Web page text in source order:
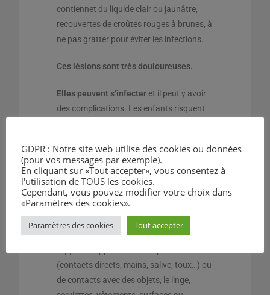
contiennet du liquide clair ou jaunâtre,
recouvertes de croûtes rouges à brunes, à
ne pas gratter pour éviter les infections.
Ces lésions sont très douloureuses.
Elles peuvent s’infecter et il peut y avoir
des complications. Les enfants risquent
La guérison avec des soins appropriés
prend moins d’un mois.
Sans soin, l’infection dans moins de 10%
des cas peut être mortelle.
Cette infection peut avoir lieu lors de
(contacts directs, mains, salive, toux…) ou
de contacts avec des objets, le linge,
GDPR : Notre site web utilise des cookies ou données
(pour vos messages par exemple).
En cliquant sur «Tout accepter», vous consentez à
l'utilisation de TOUS les cookies.
Cependant, vous pouvez modifier votre choix dans
«Paramètres des cookies».
Paramètres des cookies Tout accepter